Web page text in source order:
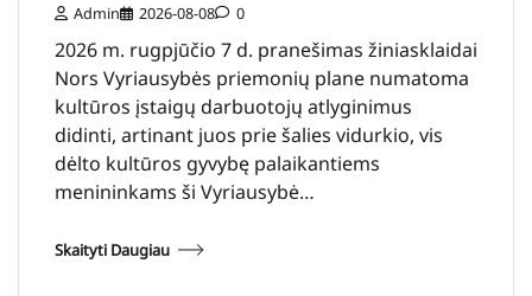
Admin 2026-08-08 0
2026 m. rugpjūčio 7 d. pranešimas žiniasklaidai
Nors Vyriausybės priemonių plane numatoma
kultūros įstaigų darbuotojų atlyginimus
didinti, artinant juos prie šalies vidurkio, vis
dėlto kultūros gyvybę palaikantiems
menininkams ši Vyriausybė…
Skaityti Daugiau